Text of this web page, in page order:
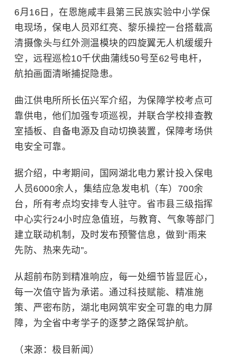
6月16日，在恩施咸丰县第三民族实验中小学保
电现场，保电人员邓红亮、黎乐操控一台搭载高
清摄像头与红外测温模块的四旋翼无人机缓缓升
空，远程巡检10千伏曲蒲线50号至62号电杆，
航拍画面清晰捕捉隐患。
曲江供电所所长伍兴军介绍，为保障学校考点可
靠供电，他们加强专项巡视，并联合学校排查教
室插板、自备电源及自动切换装置，保障考场供
电安全可靠。
据介绍，中考期间，国网湖北电力累计投入保电
人员6000余人，集结应急发电机（车）700余
台，所有考点均安排专人驻守。省市县三级指挥
中心实行24小时应急值班，与教育、气象等部门
建立联动机制，及时发布预警信息，做到“雨来
先防、热来先动”。
从超前布防到精准响应，每一处细节皆显匠心，
每一次值守皆为承诺。通过科技赋能、精准施
策、严密布防，湖北电网筑牢安全可靠的电力屏
障，为全省中考学子的逐梦之路保驾护航。
（来源：极目新闻）